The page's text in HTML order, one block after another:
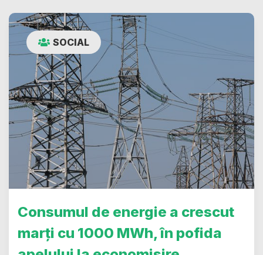
SOCIAL
Consumul de energie a crescut
marți cu 1000 MWh, în pofida